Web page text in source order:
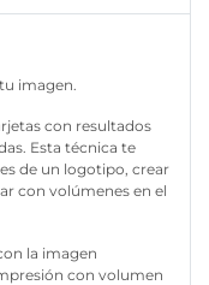
imagen.
con resultados
Esta técnica te
de un logotipo, crear
con volúmenes en el
la imagen
con volumen